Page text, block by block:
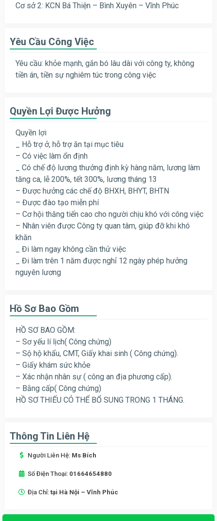
Cơ sở 2: KCN Bá Thiện – Bình Xuyên – Vĩnh Phúc
Yêu Cầu Công Việc
Yêu cầu: khỏe mạnh, gắn bó lâu dài với công ty, không
tiền án, tiền sự nghiêm túc trong công việc
Quyền Lợi Được Hưởng
Quyền lợi
_ Hỗ trợ ở, hỗ trợ ăn tại mục tiêu
– Có việc làm ổn định
_ Có chế độ lương thưởng định kỳ hàng năm, lương làm
tăng ca, lễ 200%, tết 300%, lương tháng 13
– Được hưởng các chế độ BHXH, BHYT, BHTN
– Được đào tạo miễn phí
– Cơ hội thăng tiến cao cho người chịu khó với công việc
– Nhân viên được Công ty quan tâm, giúp đỡ khi khó
khăn
_ Đi làm ngay không cần thử việc
_ Đi làm trên 1 năm được nghỉ 12 ngày phép hưởng
nguyên lương
Hồ Sơ Bao Gồm
HỒ SƠ BAO GỒM:
– Sơ yếu lí lịch( Công chứng)
– Sộ hộ khẩu, CMT, Giấy khai sinh ( Công chứng).
– Giấy khám sức khỏe
– Xác nhận nhân sự ( công an địa phương cấp).
– Bằng cấp( Công chứng)
HỒ SƠ THIẾU CÓ THỂ BỔ SUNG TRONG 1 THÁNG.
Thông Tin Liên Hệ
Người Liên Hệ: Ms Bích
Số Điện Thoại: 01664654880
Địa Chỉ: tại Hà Nội – Vĩnh Phúc